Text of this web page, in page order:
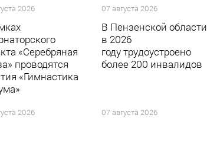
2026 07 августа 2026
«Серебряная
проводятся
«Гимнастика
2026
В Пензенской области
в 2026
году трудоустроено
более 200 инвалидов
07 августа 2026